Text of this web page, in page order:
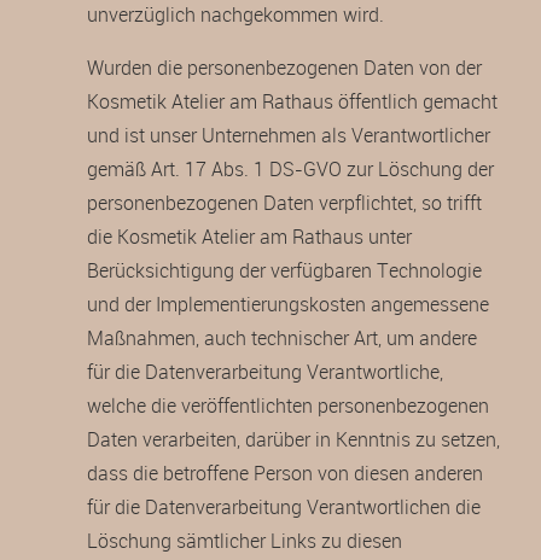
unverzüglich nachgekommen wird.
Wurden die personenbezogenen Daten von der
Kosmetik Atelier am Rathaus öffentlich gemacht
und ist unser Unternehmen als Verantwortlicher
gemäß Art. 17 Abs. 1 DS-GVO zur Löschung der
personenbezogenen Daten verpflichtet, so trifft
die Kosmetik Atelier am Rathaus unter
Berücksichtigung der verfügbaren Technologie
und der Implementierungskosten angemessene
Maßnahmen, auch technischer Art, um andere
für die Datenverarbeitung Verantwortliche,
welche die veröffentlichten personenbezogenen
Daten verarbeiten, darüber in Kenntnis zu setzen,
dass die betroffene Person von diesen anderen
für die Datenverarbeitung Verantwortlichen die
Löschung sämtlicher Links zu diesen